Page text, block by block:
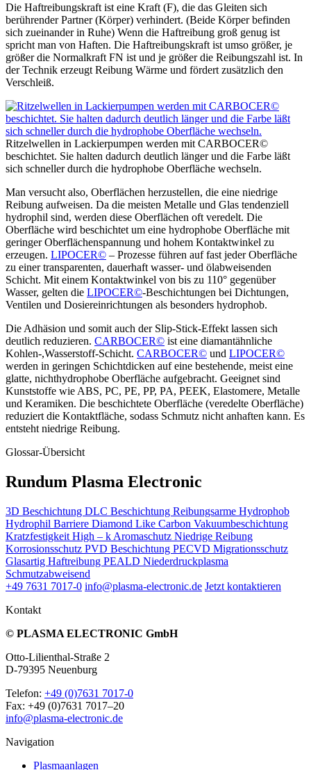
Die Haftreibungskraft ist eine Kraft (F), die das Gleiten sich
berührender Partner (Körper) verhindert. (Beide Körper befinden
sich zueinander in Ruhe) Wenn die Haftreibung groß genug ist
spricht man von Haften. Die Haftreibungskraft ist umso größer, je
größer die Normalkraft FN ist und je größer die Reibungszahl ist. In
der Technik erzeugt Reibung Wärme und fördert zusätzlich den
Verschleiß.
Ritzelwellen in Lackierpumpen werden mit CARBOCER©
beschichtet. Sie halten dadurch deutlich länger und die Farbe läßt
sich schneller durch die hydrophobe Oberfläche wechseln.
Man versucht also, Oberflächen herzustellen, die eine niedrige
Reibung aufweisen. Da die meisten Metalle und Glas tendenziell
hydrophil sind, werden diese Oberflächen oft veredelt. Die
Oberfläche wird beschichtet um eine hydrophobe Oberfläche mit
geringer Oberflächenspannung und hohem Kontaktwinkel zu
erzeugen. LIPOCER© – Prozesse führen auf fast jeder Oberfläche
zu einer transparenten, dauerhaft wasser- und ölabweisenden
Schicht. Mit einem Kontaktwinkel von bis zu 110° gegenüber
Wasser, gelten die LIPOCER©-Beschichtungen bei Dichtungen,
Ventilen und Dosiereinrichtungen als besonders hydrophob.
Die Adhäsion und somit auch der Slip-Stick-Effekt lassen sich
deutlich reduzieren. CARBOCER© ist eine diamantähnliche
Kohlen-,Wasserstoff-Schicht. CARBOCER© und LIPOCER©
werden in geringen Schichtdicken auf eine bestehende, meist eine
glatte, nichthydrophobe Oberfläche aufgebracht. Geeignet sind
Kunststoffe wie ABS, PC, PE, PP, PA, PEEK, Elastomere, Metalle
und Keramiken. Die beschichtete Oberfläche (veredelte Oberfläche)
reduziert die Kontaktfläche, sodass Schmutz nicht anhaften kann. Es
entsteht niedrige Reibung.
Glossar-Übersicht
Rundum Plasma Electronic
3D Beschichtung DLC Beschichtung Reibungsarme Hydrophob
Hydrophil Barriere Diamond Like Carbon Vakuumbeschichtung
Kratzfestigkeit High – k Aromaschutz Niedrige Reibung
Korrosionsschutz PVD Beschichtung PECVD Migrationsschutz
Glasartig Haftreibung PEALD Niederdruckplasma
Schmutzabweisend
+49 7631 7017-0 info@plasma-electronic.de Jetzt kontaktieren
Kontakt
© PLASMA ELECTRONIC GmbH
Otto-Lilienthal-Straße 2
D-79395 Neuenburg
Telefon: +49 (0)7631 7017-0
Fax: +49 (0)7631 7017–20
info@plasma-electronic.de
Navigation
Plasmaanlagen